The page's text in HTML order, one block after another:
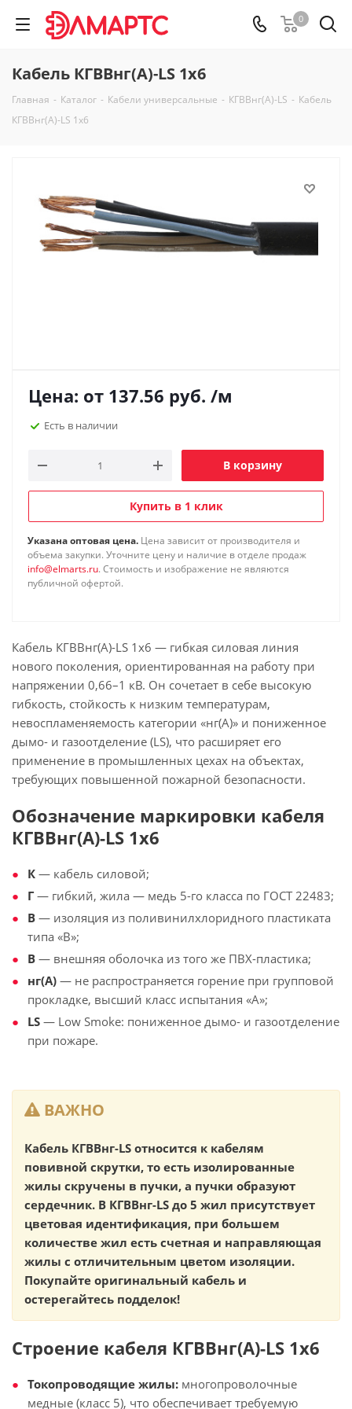
0
Кабель КГВВнг(А)-LS 1х6
Главная - Каталог - Кабели универсальные - КГВВнг(А)-LS - Кабель
КГВВнг(А)-LS 1х6
Цена: от 137.56 руб. /м
Есть в наличии
В корзину
Купить в 1 клик
Указана оптовая цена. Цена зависит от производителя и
объема закупки. Уточните цену и наличие в отделе продаж
info@elmarts.ru. Стоимость и изображение не являются
публичной офертой.
Кабель КГВВнг(А)-LS 1х6 — гибкая силовая линия
нового поколения, ориентированная на работу при
напряжении 0,66–1 кВ. Он сочетает в себе высокую
гибкость, стойкость к низким температурам,
невоспламеняемость категории «нг(А)» и пониженное
дымо- и газоотделение (LS), что расширяет его
применение в промышленных цехах на объектах,
требующих повышенной пожарной безопасности.
Обозначение маркировки кабеля
КГВВнг(А)-LS 1х6
К — кабель силовой;
Г — гибкий, жила — медь 5-го класса по ГОСТ 22483;
В — изоляция из поливинилхлоридного пластиката
типа «В»;
В — внешняя оболочка из того же ПВХ-пластика;
нг(А) — не распространяется горение при групповой
прокладке, высший класс испытания «А»;
LS — Low Smoke: пониженное дымо- и газоотделение
при пожаре.
ВАЖНО
Кабель КГВВнг-LS относится к кабелям
повивной скрутки, то есть изолированные
жилы скручены в пучки, а пучки образуют
сердечник. В КГВВнг-LS до 5 жил присутствует
цветовая идентификация, при большем
количестве жил есть счетная и направляющая
жилы с отличительным цветом изоляции.
Покупайте оригинальный кабель и
остерегайтесь подделок!
Строение кабеля КГВВнг(А)-LS 1х6
Токопроводящие жилы: многопроволочные
медные (класс 5), что обеспечивает требуемую